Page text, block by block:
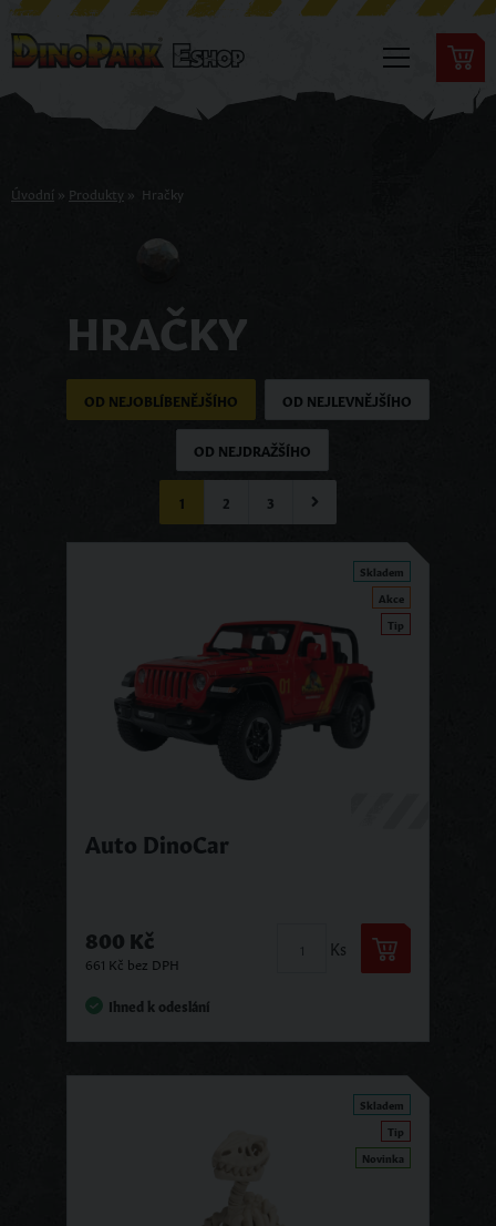
Úvodní » Produkty » Hračky
HRAČKY
OD NEJOBLÍBENĚJŠÍHO OD NEJLEVNĚJŠÍHO
OD NEJDRAŽŠÍHO
1 2 3
Skladem
Akce
Tip
Auto DinoCar
800 Kč
661 Kč bez DPH
Ks
Ihned k odeslání
Skladem
Tip
Novinka